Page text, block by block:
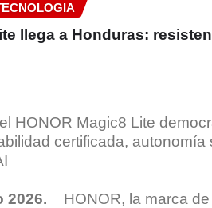
llega a Honduras:
HONOR Magic8 Lite
certificada,
_ HONOR, la marca